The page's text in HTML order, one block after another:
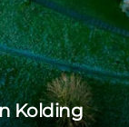
Kolding